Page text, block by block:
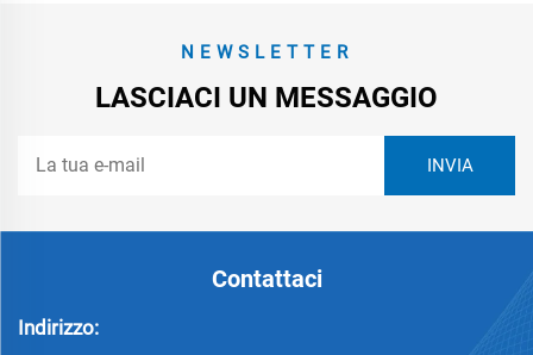
NEWSLETTER
LASCIACI UN MESSAGGIO
Contattaci
Indirizzo: